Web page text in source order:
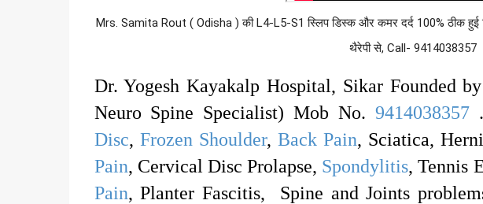
Mrs. Samita Rout ( Odisha ) की L4-L5-S1 स्लिप डिस्क और कमर दर्द 100% ठीक हुई
थैरेपी से, Call- 9414038357
Dr. Yogesh Kayakalp Hospital, Sikar Founded
Neuro Spine Specialist) Mob No.9414038357
Disc, Frozen Shoulder, Back Pain, Sciatica,
Pain, Cervical Disc Prolapse, Spondylitis, Tennis
Pain, Planter Fascitis, Spine and Joints